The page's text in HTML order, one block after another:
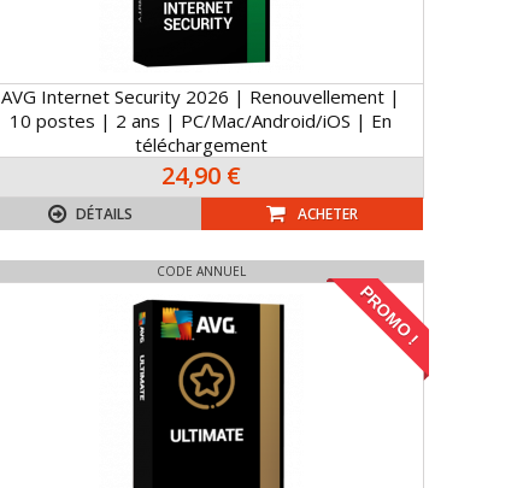
AVG Internet Security 2026 | Renouvellement |
10 postes | 2 ans | PC/Mac/Android/iOS | En
téléchargement
24,90 €
DÉTAILS ACHETER
CODE ANNUEL
PROMO !